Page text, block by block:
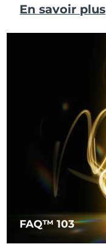
En savoir plus
FAQ™ 103